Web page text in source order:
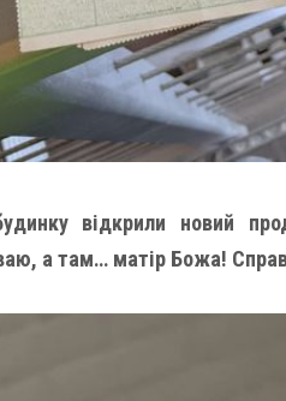
відкрили новий
а там… матір Божа!